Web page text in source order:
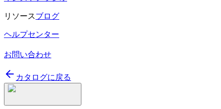
リソースブログ
ヘルプセンター
お問い合わせ
カタログに戻る